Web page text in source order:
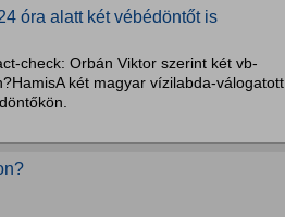
óra alatt két vébédöntőt is
check: Orbán Viktor szerint két vb-
két magyar vízilabda-válogatott